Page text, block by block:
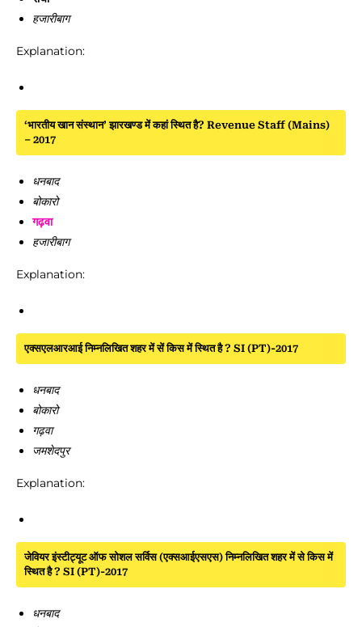
हजारीबाग
Explanation:
‘भारतीय खान संस्थान’ झारखण्ड में कहां स्थित है? Revenue Staff (Mains)
– 2017
धनबाद
बोकारो
गढ़वा
हजारीबाग
Explanation:
एक्सएलआरआई निम्नलिखित शहर में सें किस में स्थित है ? SI (PT)-2017
धनबाद
बोकारो
गढ़वा
जमशेदपुर
Explanation:
जेवियर इंस्टीट्यूट ऑफ सोशल सर्विस (एक्सआईएसएस) निम्नलिखित शहर में से किस में
स्थित है ? SI (PT)-2017
धनबाद